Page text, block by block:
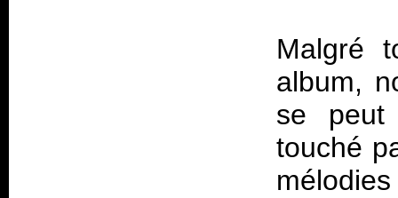
Malgré
album,
se peut
touché